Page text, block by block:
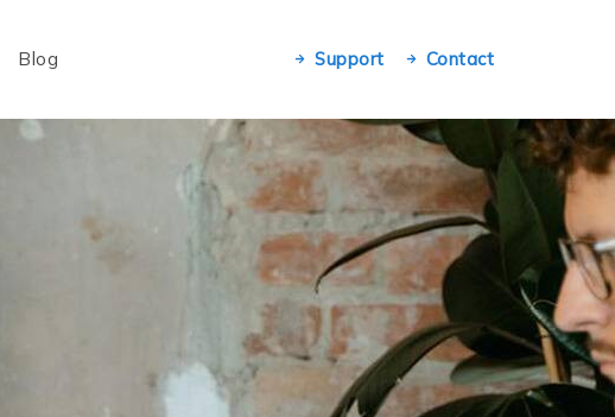
Blog Support Contact